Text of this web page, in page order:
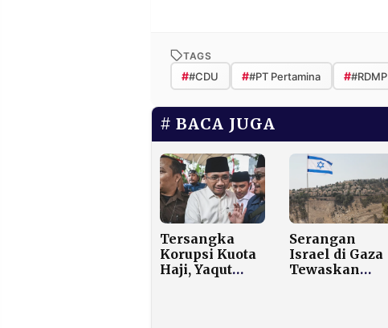
TAGS
##CDU ##PT Pertamina ##RDMP
BACA JUGA
Tersangka
Korupsi Kuota
Haji, Yaqut
Serangan
Israel di Gaza
Tewaskan